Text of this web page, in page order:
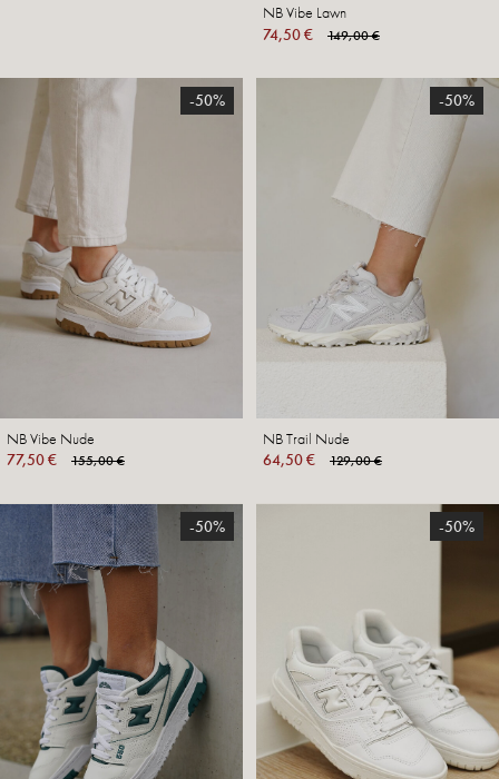
NB Vibe Lawn
74,50 €
149,00 €
-50%
NB Vibe Nude
77,50 €
155,00 €
-50%
NB Trail Nude
64,50 €
129,00 €
-50% -50%